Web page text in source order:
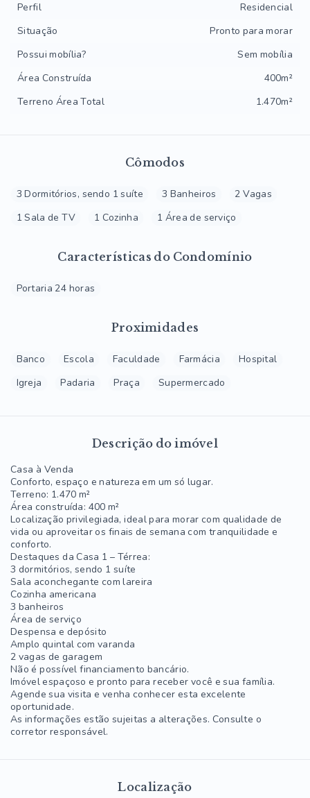
Cômodos
3 Dormitórios, sendo 1 suíte 3 Banheiros
2 Vagas
1 Sala de TV
1 Cozinha 1 Área de serviço
Características do Condomínio
Portaria 24 horas
Proximidades
Banco Escola Faculdade Farmácia
Hospital
Igreja
Padaria Praça Supermercado
Descrição do imóvel
Casa à Venda
Conforto, espaço e natureza em um só lugar.
Terreno: 1.470 m²
Área construída: 400 m²
Localização privilegiada, ideal para morar com qualidade de
vida ou aproveitar os finais de semana com tranquilidade e
conforto.
Destaques da Casa 1 – Térrea:
3 dormitórios, sendo 1 suíte
Sala aconchegante com lareira
Cozinha americana
3 banheiros
Área de serviço
Despensa e depósito
Amplo quintal com varanda
2 vagas de garagem
Não é possível financiamento bancário.
Imóvel espaçoso e pronto para receber você e sua família.
Agende sua visita e venha conhecer esta excelente
oportunidade.
As informações estão sujeitas a alterações. Consulte o
corretor responsável.
Localização
Perfil
Residencial
Situação
Pronto para morar
Possui mobília?
Sem mobília
Área Construída
400m²
Terreno Área Total
1.470m²